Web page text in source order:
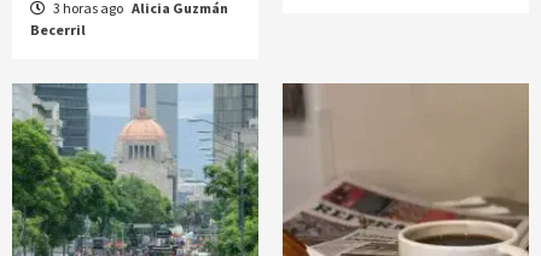
3 horas ago Alicia Guzmán
Becerril